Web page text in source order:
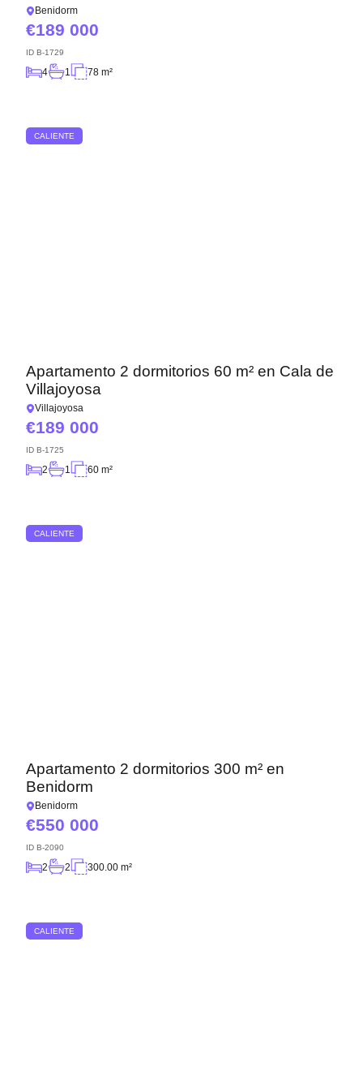
Benidorm
189 000
ID B-1729
4 1 78 m²
CALIENTE
Apartamento 2 dormitorios 60 m² en Cala de
Villajoyosa
Villajoyosa
189 000
ID B-1725
2 1 60 m²
CALIENTE
Apartamento 2 dormitorios 300 m² en
Benidorm
Benidorm
550 000
ID B-2090
2 2 300.00 m²
CALIENTE